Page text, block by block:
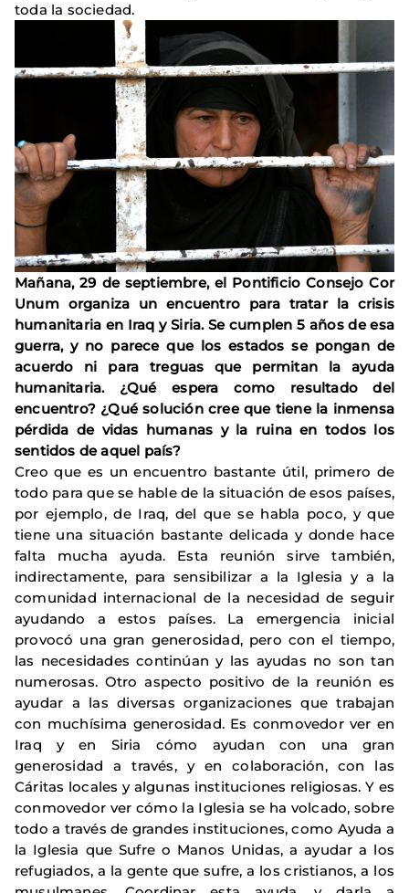
toda la sociedad.
Mañana, 29 de septiembre, el Pontificio Consejo Cor
Unum organiza un encuentro para tratar la crisis
humanitaria en Iraq y Siria. Se cumplen 5 años de esa
guerra, y no parece que los estados se pongan de
acuerdo ni para treguas que permitan la ayuda
humanitaria. ¿Qué espera como resultado del
encuentro? ¿Qué solución cree que tiene la inmensa
pérdida de vidas humanas y la ruina en todos los
sentidos de aquel país?
Creo que es un encuentro bastante útil, primero de
todo para que se hable de la situación de esos países,
por ejemplo, de Iraq, del que se habla poco, y que
tiene una situación bastante delicada y donde hace
falta mucha ayuda. Esta reunión sirve también,
indirectamente, para sensibilizar a la Iglesia y a la
comunidad internacional de la necesidad de seguir
ayudando a estos países. La emergencia inicial
provocó una gran generosidad, pero con el tiempo,
las necesidades continúan y las ayudas no son tan
numerosas. Otro aspecto positivo de la reunión es
ayudar a las diversas organizaciones que trabajan
con muchísima generosidad. Es conmovedor ver en
Iraq y en Siria cómo ayudan con una gran
generosidad a través, y en colaboración, con las
Cáritas locales y algunas instituciones religiosas. Y es
conmovedor ver cómo la Iglesia se ha volcado, sobre
todo a través de grandes instituciones, como Ayuda a
la Iglesia que Sufre o Manos Unidas, a ayudar a los
refugiados, a la gente que sufre, a los cristianos, a los